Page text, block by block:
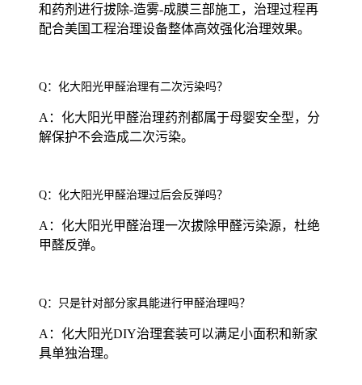
和药剂进行拔除-造雾-成膜三部施工，治理过程再
配合美国工程治理设备整体高效强化治理效果。
Q：化大阳光甲醛治理有二次污染吗？
A：化大阳光甲醛治理药剂都属于母婴安全型，分
解保护不会造成二次污染。
Q：化大阳光甲醛治理过后会反弹吗？
A：化大阳光甲醛治理一次拔除甲醛污染源，杜绝
甲醛反弹。
Q：只是针对部分家具能进行甲醛治理吗？
A：化大阳光DIY治理套装可以满足小面积和新家
具单独治理。